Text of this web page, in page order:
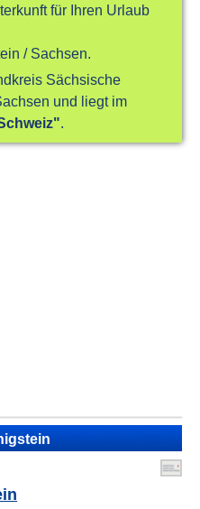
für Ihren Urlaub
/ Sachsen.
Sächsische
und liegt im